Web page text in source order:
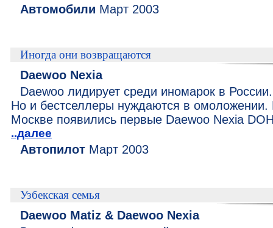
Автомобили Март 2003
Иногда они возвращаются
Daewoo Nexia
Daewoo лидирует среди иномарок в России.
Но и бестселлеры нуждаются в омоложении.
Москве появились первые Daewoo Nexia
..далее
Автопилот Март 2003
Узбекская семья
Daewoo Matiz & Daewoo Nexia